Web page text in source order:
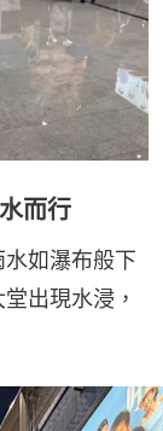
而行
如瀑布般下
出現水浸，